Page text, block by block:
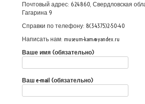
Почтовый адрес: 624860, Свердловская
Гагарина 9
Справки по телефону: 8(34375)2-50-40
Написать нам: museum-kam@yandex.ru
Ваше имя (обязательно)
Ваш e-mail (обязательно)